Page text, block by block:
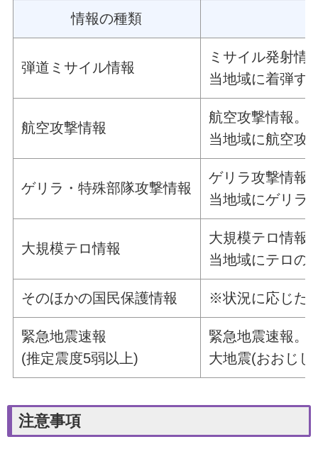
情報の種類
弾道ミサイル情報
ミサイル発射情
当地域に着弾す
航空攻撃情報
航空攻撃情報。
当地域に航空攻
ゲリラ・特殊部隊攻撃情報
ゲリラ攻撃情報
当地域にゲリラ
大規模テロ情報
大規模テロ情報
当地域にテロの
そのほかの国民保護情報 ※状況に応じた
緊急地震速報
(推定震度5弱以上)
緊急地震速報。
大地震(おおじ
注意事項